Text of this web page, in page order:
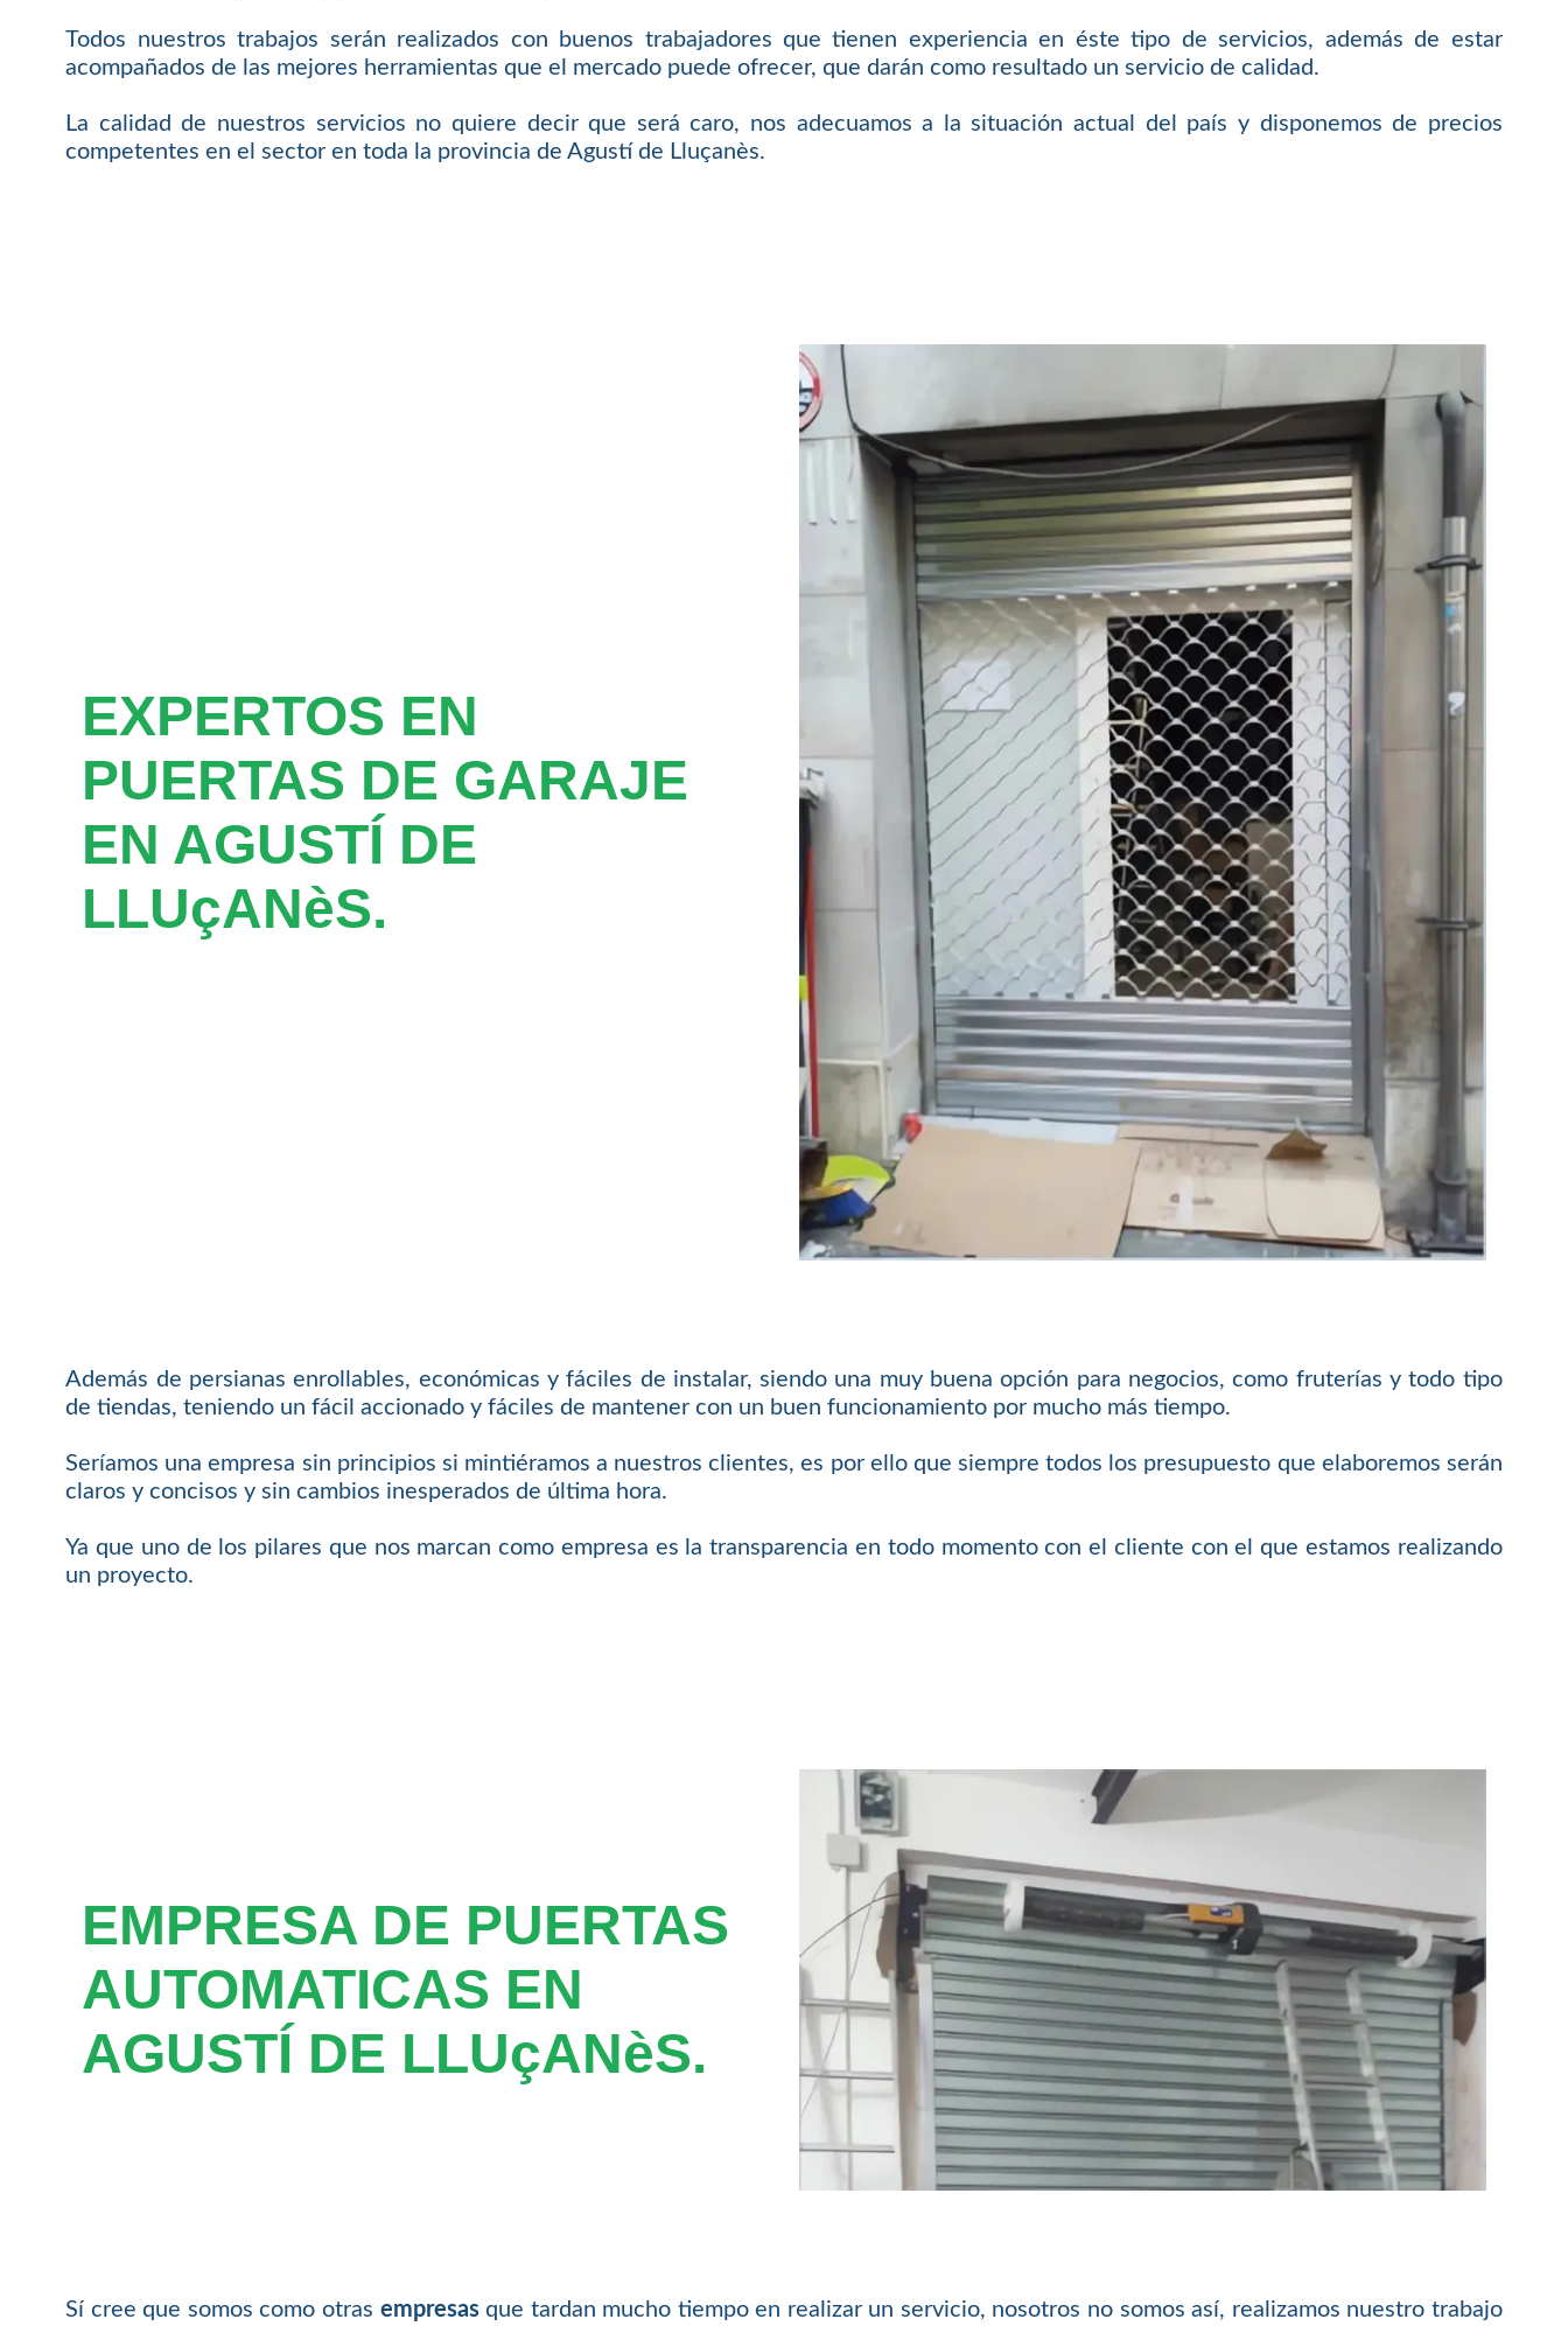
Todos nuestros trabajos serán realizados con buenos trabajadores que tienen experiencia en éste tipo de servicios, además de estar
acompañados de las mejores herramientas que el mercado puede ofrecer, que darán como resultado un servicio de calidad.
La calidad de nuestros servicios no quiere decir que será caro, nos adecuamos a la situación actual del país y disponemos de precios
competentes en el sector en toda la provincia de Agustí de Lluçanès.
EXPERTOS EN
PUERTAS DE GARAJE
EN AGUSTÍ DE
LLUçANèS.
Además de persianas enrollables, económicas y fáciles de instalar, siendo una muy buena opción para negocios, como fruterías y todo tipo
de tiendas, teniendo un fácil accionado y fáciles de mantener con un buen funcionamiento por mucho más tiempo.
Seríamos una empresa sin principios si mintiéramos a nuestros clientes, es por ello que siempre todos los presupuesto que elaboremos serán
claros y concisos y sin cambios inesperados de última hora.
Ya que uno de los pilares que nos marcan como empresa es la transparencia en todo momento con el cliente con el que estamos realizando
un proyecto.
EMPRESA DE PUERTAS
AUTOMATICAS EN
AGUSTÍ DE LLUçANèS.
Sí cree que somos como otras empresasque tardan mucho tiempo en realizar un servicio, nosotros no somos así, realizamos nuestro trabajo